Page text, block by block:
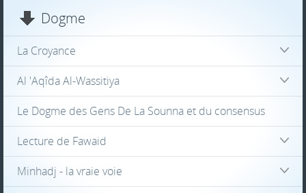
Dogme
La Croyance
Al 'Aqîda Al-Wassitiya
Le Dogme des Gens De La Sounna et du consensus
Lecture de Fawaid
Minhadj - la vraie voie